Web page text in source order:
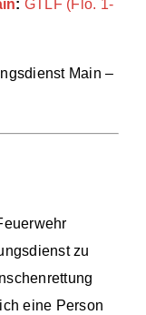
: GTLF (Flö. 1-
Main –
zu
eine Person